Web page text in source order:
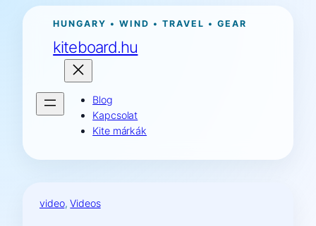
Ugrás
tartalomhoz
HUNGARY • WIND • TRAVEL • GEAR
kiteboard.hu
Blog
Kapcsolat
Kite márkák
video, Videos